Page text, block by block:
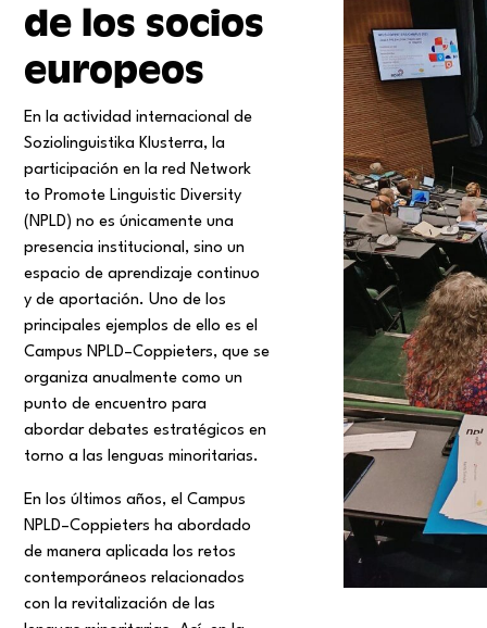
de los socios
europeos
En la actividad internacional de
Soziolinguistika Klusterra, la
participación en la red Network
to Promote Linguistic Diversity
(NPLD) no es únicamente una
presencia institucional, sino un
espacio de aprendizaje continuo
y de aportación. Uno de los
principales ejemplos de ello es el
Campus NPLD–Coppieters, que se
organiza anualmente como un
punto de encuentro para
abordar debates estratégicos en
torno a las lenguas minoritarias.
En los últimos años, el Campus
NPLD–Coppieters ha abordado
de manera aplicada los retos
contemporáneos relacionados
con la revitalización de las